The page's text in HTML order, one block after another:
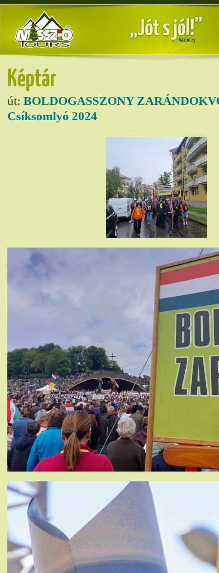
Képtár
út: BOLDOGASSZONY
Csíksomlyó 2024